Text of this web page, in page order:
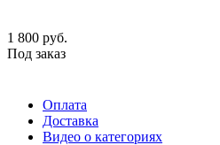
1 800 руб.
Под заказ
Оплата
Доставка
Видео о категориях